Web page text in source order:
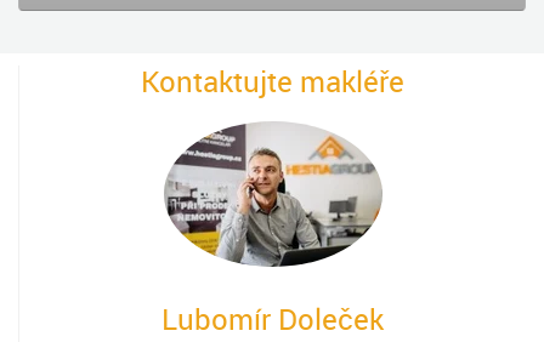
Kontaktujte makléře
Lubomír Doleček